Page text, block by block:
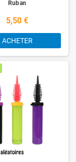
Ruban
5,50 €
ACHETER